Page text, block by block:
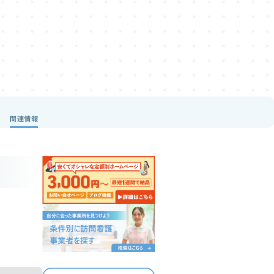
関連情報